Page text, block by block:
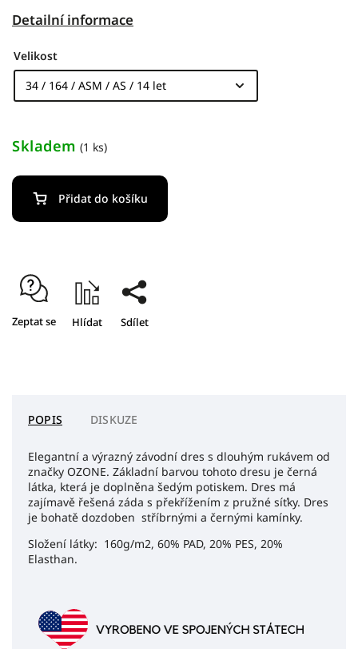
Detailní informace
Velikost
Skladem (1 ks)
Přidat do košíku
Zeptat se Hlídat Sdílet
POPIS DISKUZE
Elegantní a výrazný závodní dres s dlouhým rukávem od
značky OZONE. Základní barvou tohoto dresu je černá
látka, která je doplněna šedým potiskem. Dres má
zajímavě řešená záda s překřížením z pružné síťky. Dres
je bohatě dozdoben stříbrnými a černými kamínky.
Složení látky: 160g/m2, 60% PAD, 20% PES, 20%
Elasthan.